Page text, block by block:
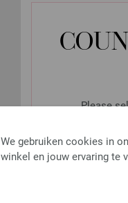
Please
We gebruiken cookies in
winkel en jouw ervaring te